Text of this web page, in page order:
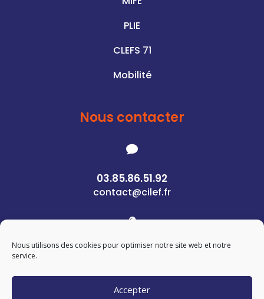
Nous utilisons des cookies pour optimiser notre site web et notre
service.
Accepter
PLIE
CLEFS 71
Mobilité
Nous contacter

03.85.86.51.92
contact@cilef.fr

1 Rue des Pierres